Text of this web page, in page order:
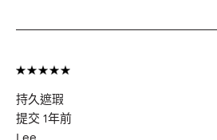
而受邀留下此評論。
持久遮瑕
提交 1年前
Lee